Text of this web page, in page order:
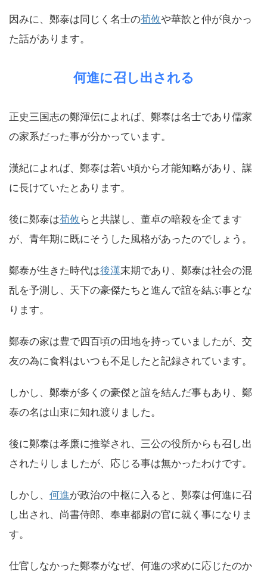
因みに、鄭泰は同じく名士の荀攸や華歆と仲が良かっ
た話があります。
何進に召し出される
正史三国志の鄭渾伝によれば、鄭泰は名士であり儒家
の家系だった事が分かっています。
漢紀によれば、鄭泰は若い頃から才能知略があり、謀
に長けていたとあります。
後に鄭泰は荀攸 らと共謀し、董卓の暗殺を企てます
が、青年期に既にそうした風格があったのでしょう。
鄭泰が生きた時代は後漢末期であり、鄭泰は社会の混
乱を予測し、天下の豪傑たちと進んで誼を結ぶ事とな
ります。
鄭泰の家は豊で四百頃の田地を持っていましたが、交
友の為に食料はいつも不足したと記録されています。
しかし、鄭泰が多くの豪傑と誼を結んだ事もあり、鄭
泰の名は山東に知れ渡りました。
後に鄭泰は孝廉に推挙され、三公の役所からも召し出
されたりしましたが、応じる事は無かったわけです。
しかし、 何進が政治の中枢に入ると、鄭泰は何進に召
し出され、尚書侍郎、奉車都尉の官に就く事になりま
す。
仕官しなかった鄭泰がなぜ、何進の求めに応じたのか